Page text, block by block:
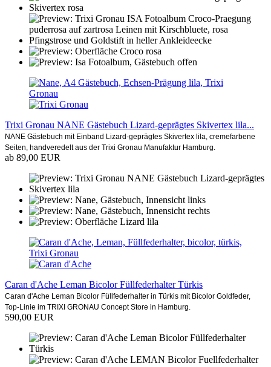
Trixi Gronau NANE Gästebuch Lizard-geprägtes Skivertex lila...
NANE Gästebuch mit Einband Lizard-geprägtes Skivertex lila, cremefarbene
Seiten, handveredelt aus der Trixi Gronau Manufaktur Hamburg.
ab 89,00 EUR
Caran d'Ache Leman Bicolor Füllfederhalter Türkis
Caran d'Ache Leman Bicolor Füllfederhalter in Türkis mit Bicolor Goldfeder,
Top-Linie im TRIXI GRONAU Concept Store in Hamburg.
590,00 EUR